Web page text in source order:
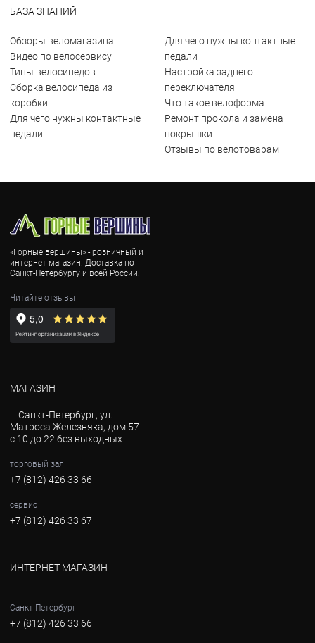
БАЗА ЗНАНИЙ
Обзоры веломагазина
Видео по велосервису
Типы велосипедов
Сборка велосипеда из
коробки
Для чего нужны контактные
педали
Для чего нужны контактные
педали
Настройка заднего
переключателя
Что такое велоформа
Ремонт прокола и замена
покрышки
Отзывы по велотоварам
«Горные вершины» - розничный и
интернет-магазин. Доставка по
Санкт-Петербургу и всей России.
Читайте отзывы
МАГАЗИН
г. Санкт-Петербург, ул.
Матроса Железняка, дом 57
с 10 до 22 без выходных
торговый зал
+7 (812) 426 33 66
сервис
+7 (812) 426 33 67
ИНТЕРНЕТ МАГАЗИН
Санкт-Петербург
+7 (812) 426 33 66